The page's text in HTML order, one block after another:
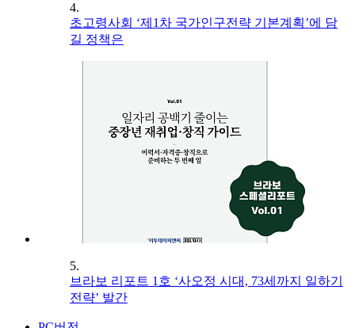
4.
초고령사회 ‘제1차 국가인구전략 기본계획’에 담
길 정책은
5.
브라보 리포트 1호 ‘사오정 시대, 73세까지 일하기
전략’ 발간